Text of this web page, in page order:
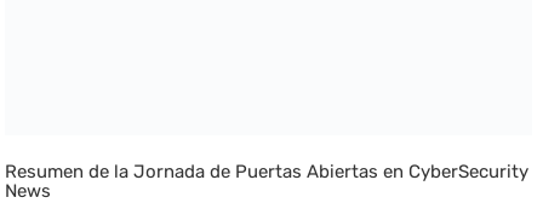
Resumen de la Jornada de Puertas Abiertas en CyberSecurity
News